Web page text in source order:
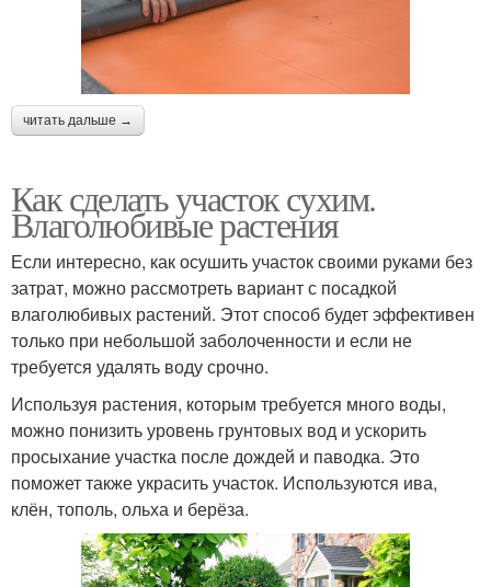
читать дальше →
Как сделать участок сухим.
Влаголюбивые растения
Если интересно, как осушить участок своими руками без
затрат, можно рассмотреть вариант с посадкой
влаголюбивых растений. Этот способ будет эффективен
только при небольшой заболоченности и если не
требуется удалять воду срочно.
Используя растения, которым требуется много воды,
можно понизить уровень грунтовых вод и ускорить
просыхание участка после дождей и паводка. Это
поможет также украсить участок. Используются ива,
клён, тополь, ольха и берёза.